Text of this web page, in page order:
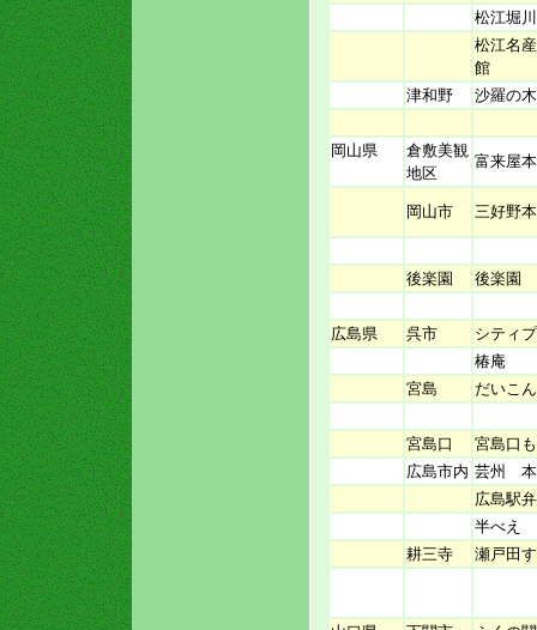
松江堀
松江名
館
津和野
沙羅の
岡山県
倉敷美観
地区
富来屋
岡山市 三好野
後楽園 後楽園
広島県 呉市
シティ
椿庵
宮島
だいこ
宮島口
宮島口
広島市内 芸州
広島駅
半べえ
耕三寺
瀬戸田